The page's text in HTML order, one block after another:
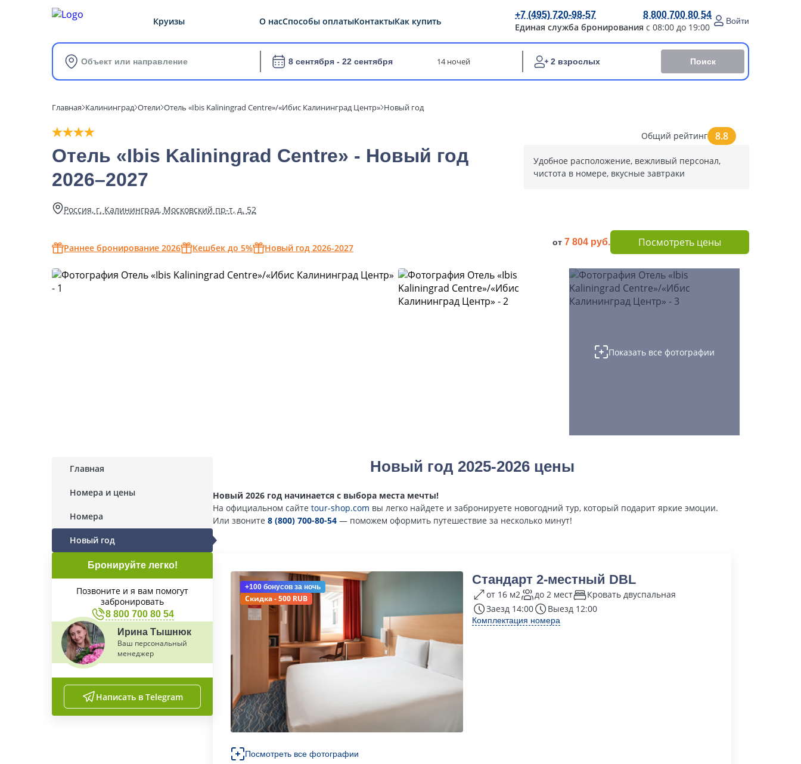
Круизы О насСпособы оплатыКонтактыКак купить
+7 (495) 720-98-57 8 800 700 80 54
Единая служба бронирования с 08:00 до 19:00
Войти
Объект или направление 8 сентября - 22 сентября 14 ночей 2 взрослых Поиск
Главная Калининград Отели Отель «Ibis Kaliningrad Centre»/«Ибис Калининград Центр» Новый год
Отель «Ibis Kaliningrad Centre» - Новый год
2026–2027
Россия, г. Калининград, Московский пр-т, д. 52
Раннее бронирование 2026 Кешбек до 5% Новый год 2026-2027
Общий рейтинг 8.8
Удобное расположение, вежливый персонал,
чистота в номере, вкусные завтраки
от 7 804 руб. Посмотреть цены
Показать все фотографии
Главная
Номера и цены
Номера
Новый год
Бронируйте легко!
Позвоните и я вам помогут
забронировать
8 800 700 80 54
Ирина Тышнюк
Ваш персональный
менеджер
Написать в Telegram
Новый год 2025-2026 цены
Новый 2026 год начинается с выбора места мечты!
На официальном сайте tour-shop.com вы легко найдете и забронируете новогодний тур, который подарит яркие эмоции.
Или звоните 8 (800) 700-80-54 — поможем оформить путешествие за несколько минут!
+100 бонусов за ночь
Скидка - 500 RUB
Посмотреть все фотографии
Стандарт 2-местный DBL
от 16 м2 до 2 мест
Кровать двуспальная
Заезд 14:00
Выезд 12:00
Комплектация номера